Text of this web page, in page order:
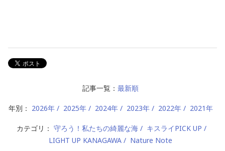
記事一覧： 最新順
年別： 2026年 2025年 2024年 2023年 2022年 2021年
カテゴリ： 守ろう！私たちの綺麗な海
キスライPICK UP
LIGHT UP KANAGAWA
Nature Note